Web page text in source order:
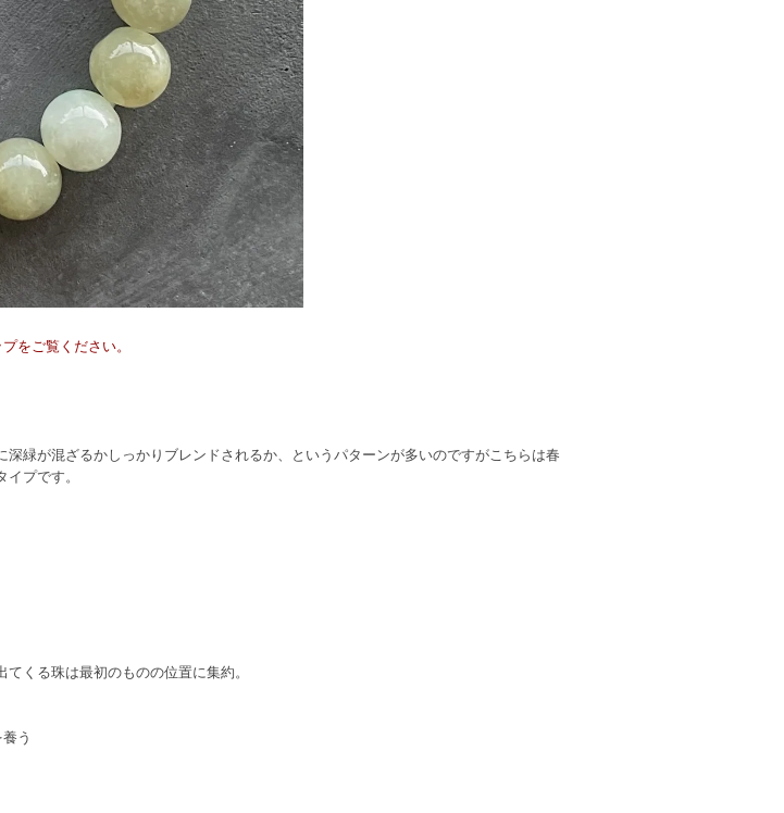
をご覧ください。
緑が混ざるかしっかりブレンドされるか、というパターンが多いのですがこちらは春
プです。
くる珠は最初のものの位置に集約。
う